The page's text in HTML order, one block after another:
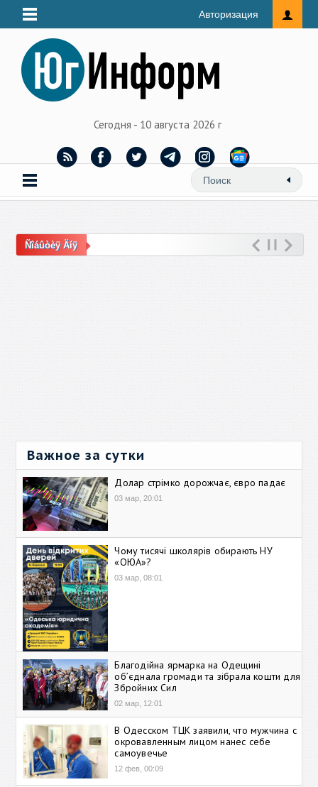
Авторизация
Сегодня - 10 августа 2026 г
Ñîáûòèÿ Äíÿ
Важное за сутки
Долар стрімко дорожчає, євро падає
03 мар, 20:01
Чому тисячі школярів обирають НУ
«ОЮА»?
03 мар, 08:01
Благодійна ярмарка на Одещині
об’єднала громади та зібрала кошти для
Збройних Сил
02 мар, 12:01
В Одесском ТЦК заявили, что мужчина с
окровавленным лицом нанес себе
самоувечье
12 фев, 00:09